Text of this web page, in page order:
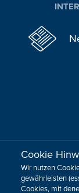
Sie
Cookie
Wir nutzen
gewährleisten
Cookies, mit